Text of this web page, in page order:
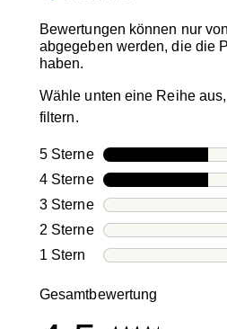
Bewertungen können nur
abgegeben werden, die die
haben.
Wähle unten eine Reihe
filtern.
5 SterneSterne
4 SterneSterne
3 SterneSterne
2 SterneSterne
1 Stern Sterne
Gesamtbewertung